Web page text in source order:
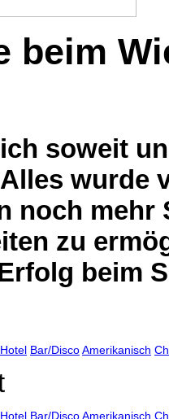
beim
soweit
wurde
noch
zu
beim
Hotel Bar/Disco Amerikanisch
Hotel Bar/Disco Amerikanisch